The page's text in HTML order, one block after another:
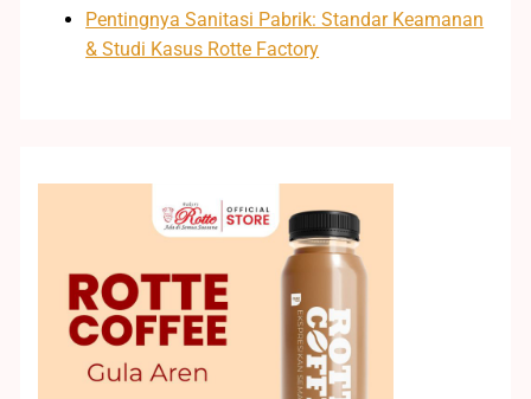
Pentingnya Sanitasi Pabrik: Standar Keamanan
& Studi Kasus Rotte Factory